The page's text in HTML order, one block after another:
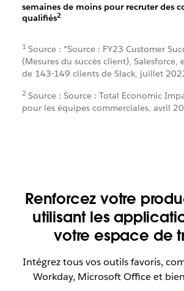
semaines de moins pour recruter des
qualifiés2
1 Source : *Source : FY23 Customer
(Mesures du succès client), Salesforce,
de 143-149 clients de Slack, juillet
2 Source : Source : Total Economic
pour les équipes commerciales, avril
Renforcez votre
utilisant les
votre espace de
Intégrez tous vos outils favoris,
Workday, Microsoft Office et